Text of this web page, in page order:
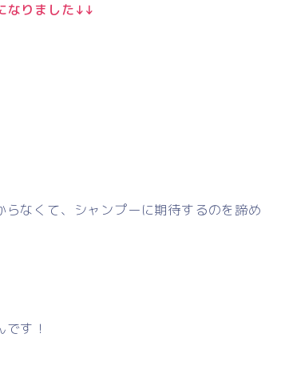
なりました↓↓
なくて、シャンプーに期待するのを諦め
す！